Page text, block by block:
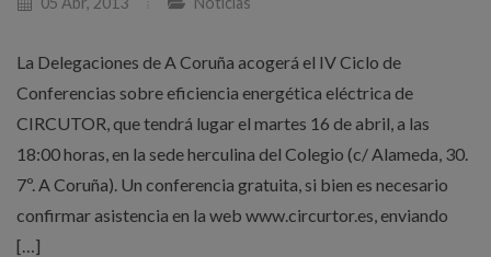
La Delegaciones de A Coruña acogerá el IV Ciclo de
Conferencias sobre eficiencia energética eléctrica de
CIRCUTOR, que tendrá lugar el martes 16 de abril, a las
18:00 horas, en la sede herculina del Colegio (c/ Alameda, 30.
7º. A Coruña). Un conferencia gratuita, si bien es necesario
confirmar asistencia en la web www.circurtor.es, enviando
[…]